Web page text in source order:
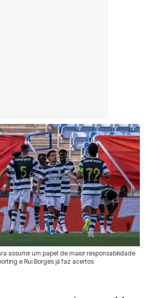
assumir um papel de maior responsabilidade
e Rui Borges já faz acertos